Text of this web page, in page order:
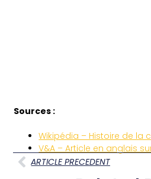
Sources :
Wikipédia – Histoire de la
V&A – Article en anglais
ARTICLE PRECEDENT